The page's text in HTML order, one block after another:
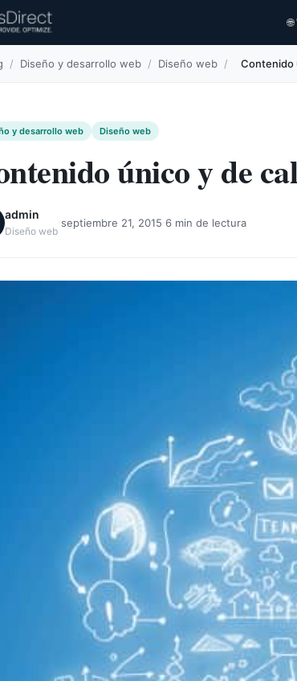
/ Diseño y desarrollo web / Diseño web / Contenido
y desarrollo web Diseño web
único y de
admin
Diseño web
septiembre 21, 2015 6 min de lectura